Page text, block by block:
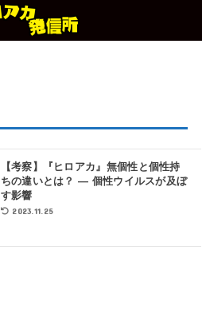
【考察】『ヒロアカ』無個性と個性持
ちの違いとは？ ― 個性ウイルスが及ぼ
す影響
2023.11.25